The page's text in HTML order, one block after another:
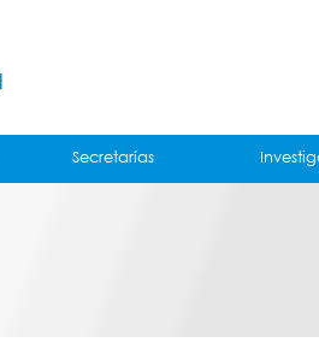
Secretarías